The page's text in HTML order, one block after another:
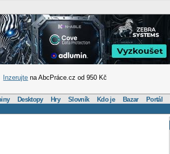
Inzerujte na AbcPráce.cz od 950 Kč
Desktopy Hry Slovník Kdo je Bazar Portál